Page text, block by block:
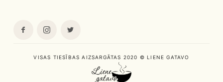
VISAS TIESĪBAS AIZSARGĀTAS 2020 © LIENE GATAVO